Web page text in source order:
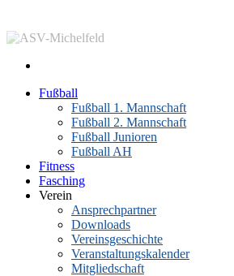
Fußball
Fußball 1. Mannschaft
Fußball 2. Mannschaft
Fußball Junioren
Fußball AH
Fitness
Fasching
Verein
Ansprechpartner
Downloads
Vereinsgeschichte
Veranstaltungskalender
Mitgliedschaft